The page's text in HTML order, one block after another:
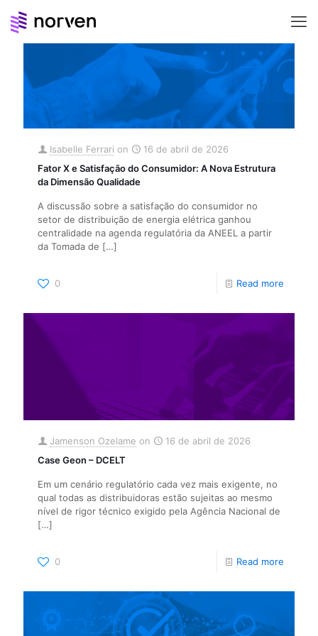
Isabelle Ferrari on
16 de abril de 2026
Fator X e Satisfação do Consumidor: A Nova Estrutura
da Dimensão Qualidade
A discussão sobre a satisfação do consumidor no
setor de distribuição de energia elétrica ganhou
centralidade na agenda regulatória da ANEEL a partir
da Tomada de […]
0 Read more
Jamenson Ozelame on
16 de abril de 2026
Case Geon – DCELT
Em um cenário regulatório cada vez mais exigente, no
qual todas as distribuidoras estão sujeitas ao mesmo
nível de rigor técnico exigido pela Agência Nacional de
[…]
0 Read more